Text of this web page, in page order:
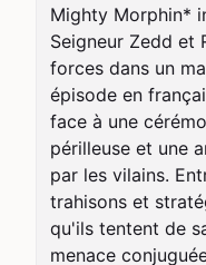
Mighty Morphin*
Seigneur Zedd et
forces dans un
épisode en
face à une
périlleuse et une
par les vilains.
trahisons et
qu'ils tentent de
menace